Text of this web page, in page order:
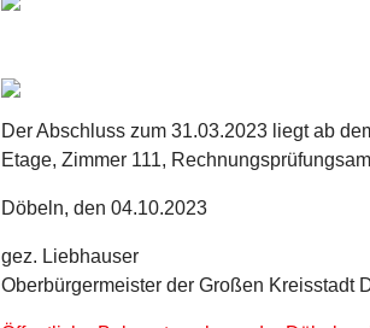
Der Abschluss zum 31.03.2023 liegt ab
Etage, Zimmer 111,
Döbeln, den 04.10.2023
gez. Liebhauser
Oberbürgermeister der Großen Kreisstadt